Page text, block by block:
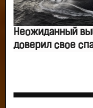
Неожиданный
доверил свое